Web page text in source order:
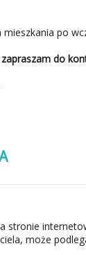
mieszkania po
do
stronie
może